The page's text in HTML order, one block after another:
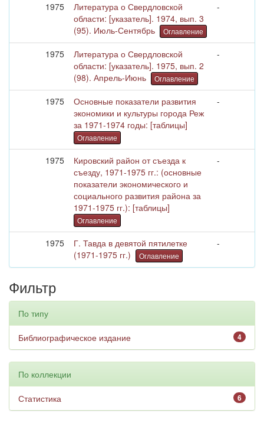
1975
Литература о Свердловской
области: [указатель]. 1974, вып. 3
(95). Июль-Сентябрь
Оглавление
-
1975
Литература о Свердловской
области: [указатель]. 1975, вып. 2
(98). Апрель-Июнь
Оглавление
-
1975
Основные показатели развития
экономики и культуры города Реж
за 1971-1974 годы: [таблицы]
Оглавление
-
1975
Кировский район от съезда к
съезду, 1971-1975 гг.: (основные
показатели экономического и
социального развития района за
1971-1975 гг.): [таблицы]
Оглавление
-
1975
Г. Тавда в девятой пятилетке
(1971-1975 гг.)
Оглавление
-
Фильтр
По типу
4
Библиографическое издание
По коллекции
6
Статистика